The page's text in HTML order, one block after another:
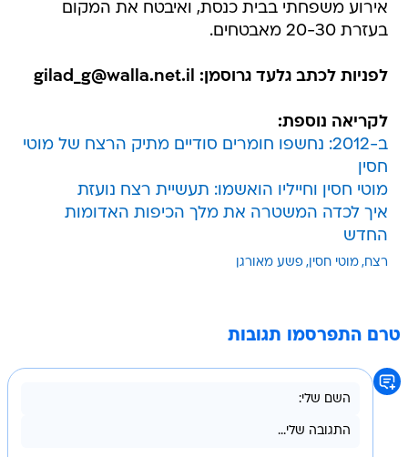
אירוע משפחתי בבית כנסת, ואיבטח את המקום
בעזרת 20-30 מאבטחים.
לפניות לכתב גלעד גרוסמן: gilad_g@walla.net.il
לקריאה נוספת:
ב-2012: נחשפו חומרים סודיים מתיק הרצח של מוטי
חסין
מוטי חסין וחייליו הואשמו: תעשיית רצח נועזת
איך לכדה המשטרה את מלך הכיפות האדומות
החדש
רצח מוטי חסין פשע מאורגן
טרם התפרסמו תגובות